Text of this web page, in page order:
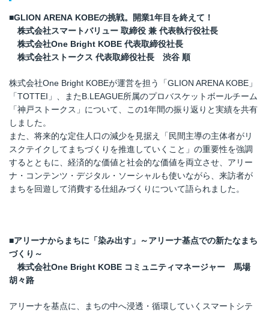
■GLION ARENA KOBEの挑戦。開業1年目を終えて！
株式会社スマートバリュー 取締役 兼 代表執行役社長
株式会社One Bright KOBE 代表取締役社長
株式会社ストークス 代表取締役社長 渋谷 順
株式会社One Bright KOBEが運営を担う「GLION ARENA KOBE」
「TOTTEI」、またB.LEAGUE所属のプロバスケットボールチーム
「神戸ストークス」について、この1年間の振り返りと実績を共有
しました。
また、将来的な定住人口の減少を見据え「民間主導の主体者がリ
スクテイクしてまちづくりを推進していくこと」の重要性を強調
するとともに、経済的な価値と社会的な価値を両立させ、アリー
ナ・コンテンツ・デジタル・ソーシャルも使いながら、来訪者が
まちを回遊して消費する仕組みづくりについて語られました。
■アリーナからまちに「染み出す」～アリーナ基点での新たなまち
づくり～
株式会社One Bright KOBE コミュニティマネージャー 馬場
胡々路
アリーナを基点に、まちの中へ浸透・循環していくスマートシテ